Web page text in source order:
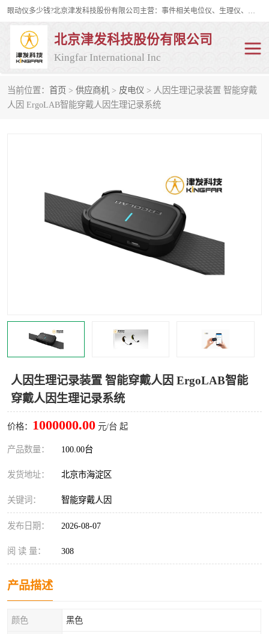
眼动仪多少钱?北京津发科技股份有限公司主营：事件相关电位仪、生理仪、肌电仪、脑电仪、皮电仪、眼动仪；是国家级高新技术企业、科技部认定的科技型中小企业和中关村高新技术企业，具备保密资格，具备自主进出口经营权；自主研发技术、产品与服务荣获多项省部级科学技术奖励、国家发明专利、国家软件著作权和省部级新技术新产品（服务）认证。
北京津发科技股份有限公司
Kingfar International Inc
当前位置： 首页 > 供应商机 > 皮电仪 > 人因生理记录装置 智能穿戴
人因 ErgoLAB智能穿戴人因生理记录系统
人因生理记录装置 智能穿戴人因 ErgoLAB智能
穿戴人因生理记录系统
价格： 1000000.00 元/台 起
产品数量： 100.00台
发货地址： 北京市海淀区
关键词： 智能穿戴人因
发布日期： 2026-08-07
阅 读 量： 308
产品描述
颜色 黑色
皮电仪 脑电仪
行为观察与表情分析 动作捕捉与生物力学
情绪与生理记录 人机交互实验室
神经营销与消费行为实验 车俩与驾驶模拟